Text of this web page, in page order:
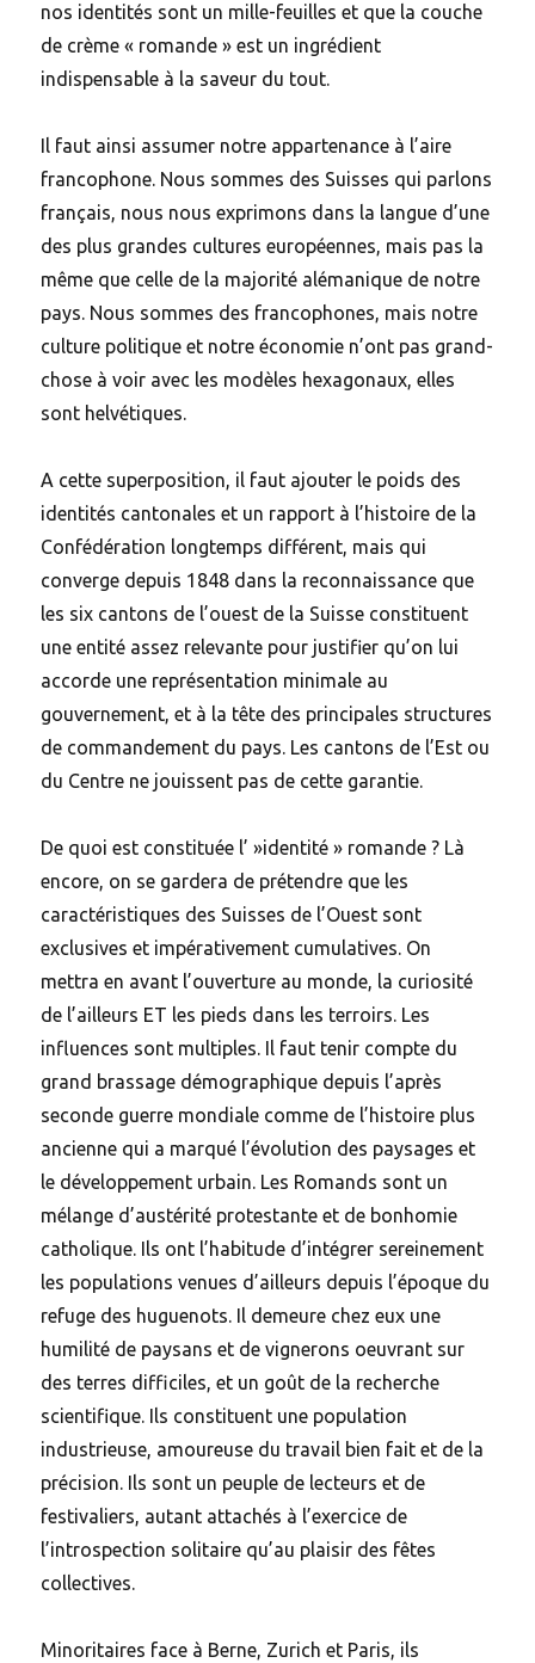
nos identités sont un mille-feuilles et que la couche
de crème « romande » est un ingrédient
indispensable à la saveur du tout.
Il faut ainsi assumer notre appartenance à l’aire
francophone. Nous sommes des Suisses qui parlons
français, nous nous exprimons dans la langue d’une
des plus grandes cultures européennes, mais pas la
même que celle de la majorité alémanique de notre
pays. Nous sommes des francophones, mais notre
culture politique et notre économie n’ont pas grand-
chose à voir avec les modèles hexagonaux, elles
sont helvétiques.
A cette superposition, il faut ajouter le poids des
identités cantonales et un rapport à l’histoire de la
Confédération longtemps différent, mais qui
converge depuis 1848 dans la reconnaissance que
les six cantons de l’ouest de la Suisse constituent
une entité assez relevante pour justifier qu’on lui
accorde une représentation minimale au
gouvernement, et à la tête des principales structures
de commandement du pays. Les cantons de l’Est ou
du Centre ne jouissent pas de cette garantie.
De quoi est constituée l’ »identité » romande ? Là
encore, on se gardera de prétendre que les
caractéristiques des Suisses de l’Ouest sont
exclusives et impérativement cumulatives. On
mettra en avant l’ouverture au monde, la curiosité
de l’ailleurs ET les pieds dans les terroirs. Les
influences sont multiples. Il faut tenir compte du
grand brassage démographique depuis l’après
seconde guerre mondiale comme de l’histoire plus
ancienne qui a marqué l’évolution des paysages et
le développement urbain. Les Romands sont un
mélange d’austérité protestante et de bonhomie
catholique. Ils ont l’habitude d’intégrer sereinement
les populations venues d’ailleurs depuis l’époque du
refuge des huguenots. Il demeure chez eux une
humilité de paysans et de vignerons oeuvrant sur
des terres difficiles, et un goût de la recherche
scientifique. Ils constituent une population
industrieuse, amoureuse du travail bien fait et de la
précision. Ils sont un peuple de lecteurs et de
festivaliers, autant attachés à l’exercice de
l’introspection solitaire qu’au plaisir des fêtes
collectives.
Minoritaires face à Berne, Zurich et Paris, ils